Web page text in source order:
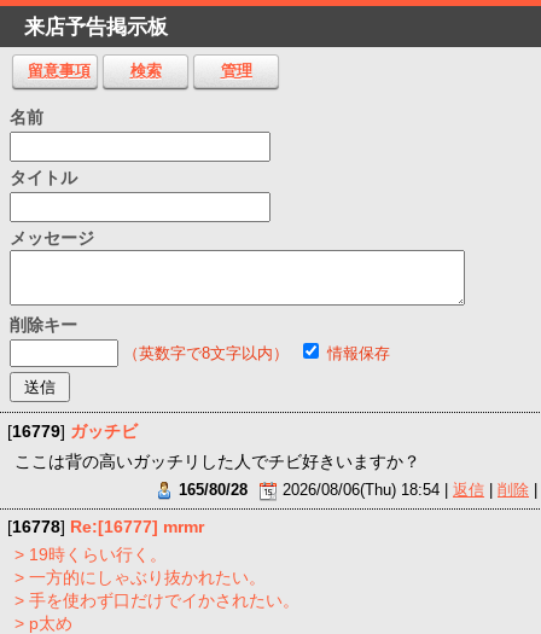
来店予告掲示板
留意事項 検索 管理
名前
タイトル
メッセージ
削除キー
（英数字で8文字以内） 情報保存
[16779] ガッチビ
ここは背の高いガッチリした人でチビ好きいますか？
165/80/28 2026/08/06(Thu) 18:54 |返信 |削除
[16778] Re:[16777] mrmr
> 19時くらい行く。
> 一方的にしゃぶり抜かれたい。
> 手を使わず口だけでイかされたい。
> p太め